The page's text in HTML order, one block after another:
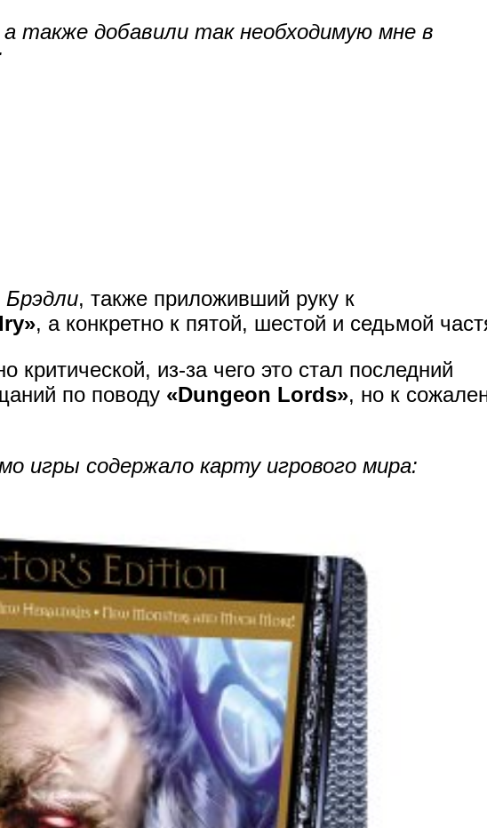
также добавили так необходимую мне в
, также приложивший руку к
, а конкретно к пятой, шестой и седьмой
из-за чего это стал последний
по поводу «Dungeon Lords», но к
игры содержало карту игрового мира: